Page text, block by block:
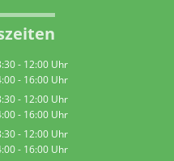
- 12:00 Uhr
Von 08:30 bis 12:00 Uhr
- 16:00 Uhr
Von 14:00 bis 16:00 Uhr
- 12:00 Uhr
Von 08:30 bis 12:00 Uhr
- 16:00 Uhr
Von 14:00 bis 16:00 Uhr
- 12:00 Uhr
Von 08:30 bis 12:00 Uhr
- 16:00 Uhr